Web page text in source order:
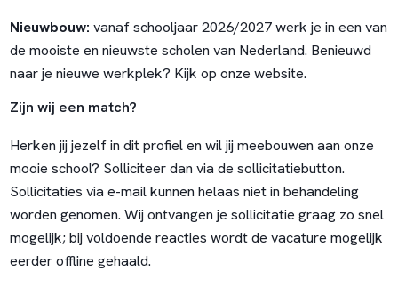
Nieuwbouw: vanaf schooljaar 2026/2027 werk je in een van
de mooiste en nieuwste scholen van Nederland. Benieuwd
naar je nieuwe werkplek? Kijk op onze website.
Zijn wij een match?
Herken jij jezelf in dit profiel en wil jij meebouwen aan onze
mooie school? Solliciteer dan via de sollicitatiebutton.
Sollicitaties via e-mail kunnen helaas niet in behandeling
worden genomen. Wij ontvangen je sollicitatie graag zo snel
mogelijk; bij voldoende reacties wordt de vacature mogelijk
eerder offline gehaald.